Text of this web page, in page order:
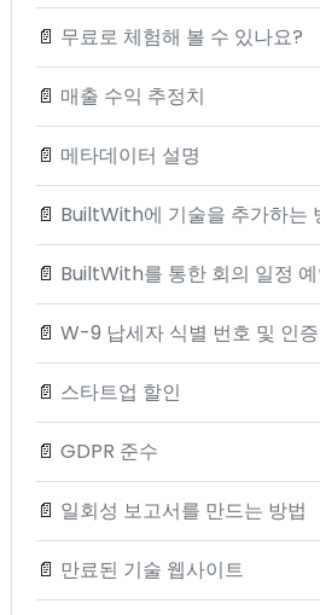
📄 무료로 체험해 볼 수 있나요?
📄 매출 수익 추정치
📄 메타데이터 설명
📄 BuiltWith에 기술을 추가하는
📄 BuiltWith를 통한 회의 일정
📄 W-9 납세자 식별 번호 및 인
📄 스타트업 할인
📄 GDPR 준수
📄 일회성 보고서를 만드는 방법
📄 만료된 기술 웹사이트